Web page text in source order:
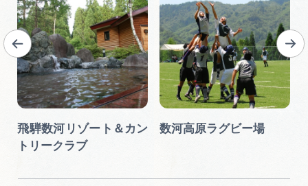
飛騨数河リゾート＆カン
トリークラブ
数河高原ラグビー場